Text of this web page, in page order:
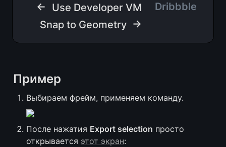
← Use Developer VM
Snap to Geometry →
Пример
Выбираем фрейм, применяем команду.
После нажатия Export selection просто
открывается этот экран: